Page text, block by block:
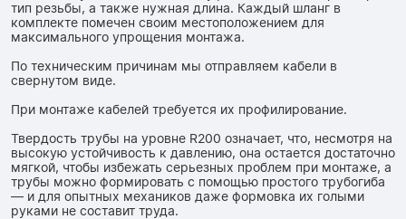
тип резьбы, а также нужная длина. Каждый шланг в
комплекте помечен своим местоположением для
максимального упрощения монтажа.
По техническим причинам мы отправляем кабели в
свернутом виде.
При монтаже кабелей требуется их профилирование.
Твердость трубы на уровне R200 означает, что, несмотря на
высокую устойчивость к давлению, она остается достаточно
мягкой, чтобы избежать серьезных проблем при монтаже, а
трубы можно формировать с помощью простого трубогиба
— и для опытных механиков даже формовка их голыми
руками не составит труда.